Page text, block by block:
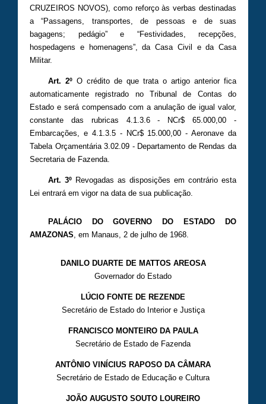
CRUZEIROS NOVOS), como reforço às verbas destinadas
a “Passagens, transportes, de pessoas e de suas
bagagens; pedágio” e “Festividades, recepções,
hospedagens e homenagens”, da Casa Civil e da Casa
Militar.
Art. 2ºO crédito de que trata o artigo anterior fica
automaticamente registrado no Tribunal de Contas do
Estado e será compensado com a anulação de igual valor,
constante das rubricas 4.1.3.6 - NCr$ 65.000,00 -
Embarcações, e 4.1.3.5 - NCr$ 15.000,00 - Aeronave da
Tabela Orçamentária 3.02.09 - Departamento de Rendas da
Secretaria de Fazenda.
Art. 3ºRevogadas as disposições em contrário esta
Lei entrará em vigor na data de sua publicação.
PALÁCIO DO GOVERNO DO ESTADO DO
AMAZONAS , em Manaus, 2 de julho de 1968.
DANILO DUARTE DE MATTOS AREOSA
Governador do Estado
LÚCIO FONTE DE REZENDE
Secretário de Estado do Interior e Justiça
FRANCISCO MONTEIRO DA PAULA
Secretário de Estado de Fazenda
ANTÔNIO VINÍCIUS RAPOSO DA CÂMARA
Secretário de Estado de Educação e Cultura
JOÃO AUGUSTO SOUTO LOUREIRO